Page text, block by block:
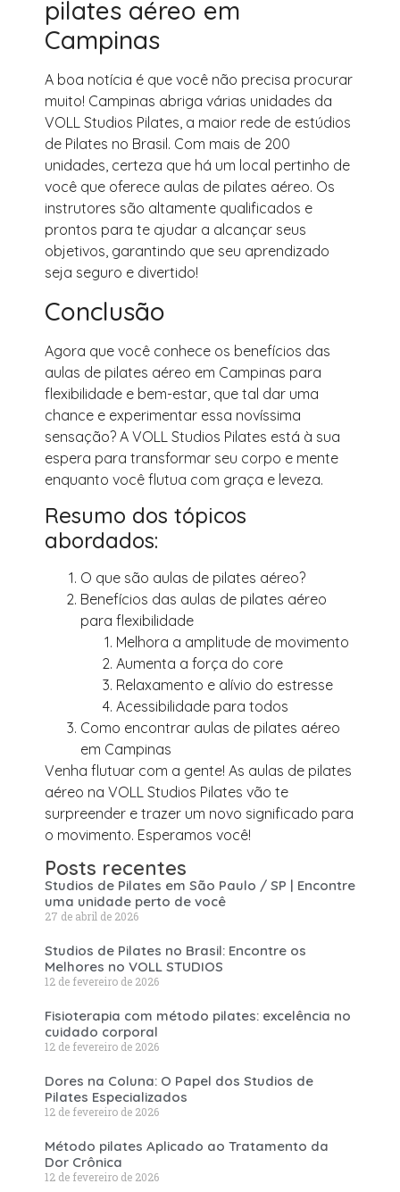
pilates aéreo em
Campinas
A boa notícia é que você não precisa procurar
muito! Campinas abriga várias unidades da
VOLL Studios Pilates, a maior rede de estúdios
de Pilates no Brasil. Com mais de 200
unidades, certeza que há um local pertinho de
você que oferece aulas de pilates aéreo. Os
instrutores são altamente qualificados e
prontos para te ajudar a alcançar seus
objetivos, garantindo que seu aprendizado
seja seguro e divertido!
Conclusão
Agora que você conhece os benefícios das
aulas de pilates aéreo em Campinas para
flexibilidade e bem-estar, que tal dar uma
chance e experimentar essa novíssima
sensação? A VOLL Studios Pilates está à sua
espera para transformar seu corpo e mente
enquanto você flutua com graça e leveza.
Resumo dos tópicos
abordados:
O que são aulas de pilates aéreo?
Benefícios das aulas de pilates aéreo
para flexibilidade
Melhora a amplitude de movimento
Aumenta a força do core
Relaxamento e alívio do estresse
Acessibilidade para todos
Como encontrar aulas de pilates aéreo
em Campinas
Venha flutuar com a gente! As aulas de pilates
aéreo na VOLL Studios Pilates vão te
surpreender e trazer um novo significado para
o movimento. Esperamos você!
Posts recentes
Studios de Pilates em São Paulo / SP | Encontre
uma unidade perto de você
27 de abril de 2026
Studios de Pilates no Brasil: Encontre os
Melhores no VOLL STUDIOS
12 de fevereiro de 2026
Fisioterapia com método pilates: excelência no
cuidado corporal
12 de fevereiro de 2026
Dores na Coluna: O Papel dos Studios de
Pilates Especializados
12 de fevereiro de 2026
Método pilates Aplicado ao Tratamento da
Dor Crônica
12 de fevereiro de 2026